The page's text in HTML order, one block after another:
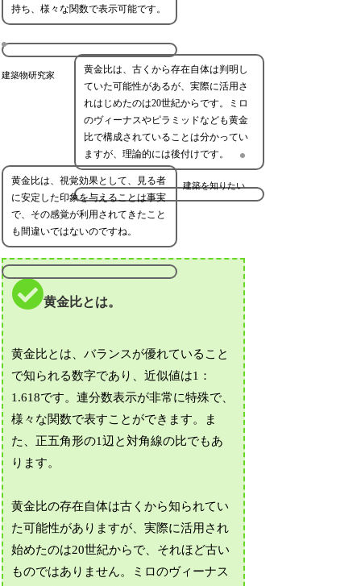
持ち、様々な関数で表示可能です。
建築物研究家
黄金比は、古くから存在自体は判明し
ていた可能性があるが、実際に活用さ
れはじめたのは20世紀からです。ミロ
のヴィーナスやピラミッドなども黄金
比で構成されていることは分かってい
ますが、理論的には後付けです。
建築を知りたい
黄金比は、視覚効果として、見る者
に安定した印象を与えることは事実
で、その感覚が利用されてきたこと
も間違いではないのですね。
黄金比とは。
黄金比とは、バランスが優れていること
で知られる数字であり、近似値は1：
1.618です。連分数表示が非常に特殊で、
様々な関数で表すことができます。ま
た、正五角形の1辺と対角線の比でもあ
ります。
黄金比の存在自体は古くから知られてい
た可能性がありますが、実際に活用され
始めたのは20世紀からで、それほど古い
ものではありません。ミロのヴィーナス